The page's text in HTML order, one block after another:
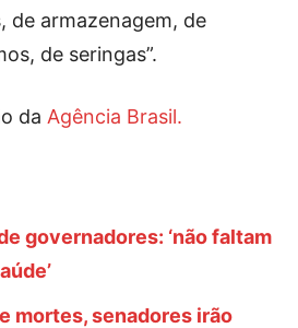
de armazenagem, de
de seringas”.
da Agência Brasil.
governadores: ‘não faltam
mortes, senadores irão